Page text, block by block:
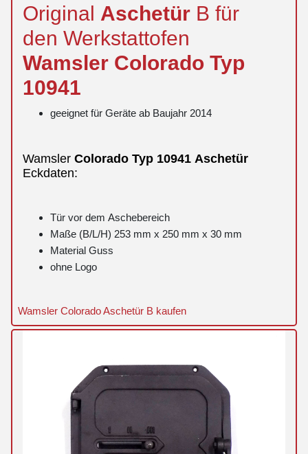
Original Aschetür B für
den Werkstattofen
Wamsler Colorado Typ
10941
geeignet für Geräte ab Baujahr 2014
Wamsler Colorado Typ 10941 Aschetür
Eckdaten:
Tür vor dem Aschebereich
Maße (B/L/H) 253 mm x 250 mm x 30 mm
Material Guss
ohne Logo
Wamsler Colorado Aschetür B kaufen